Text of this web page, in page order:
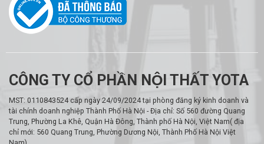
CÔNG TY CỔ PHẦN NỘI THẤT YOTA
MST: 0110843524 cấp ngày 24/09/2024 tại phòng đăng ký kinh doanh và
tài chính doanh nghiệp Thành Phố Hà Nội - Địa chỉ: Số 560 đường Quang
Trung, Phường La Khê, Quận Hà Đông, Thành phố Hà Nội, Việt Nam( địa
chỉ mới: 560 Quang Trung, Phường Dương Nội, Thành Phố Hà Nội Việt